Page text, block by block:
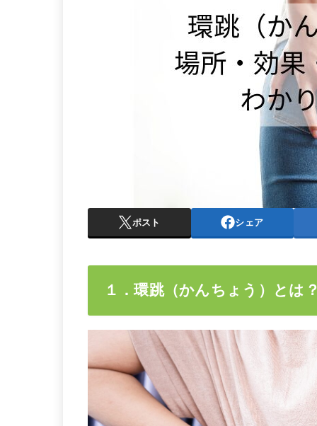
ポスト シェア
１．環跳（かんちょう）とは